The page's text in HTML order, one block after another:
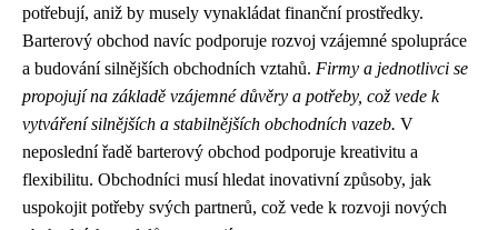
potřebují, aniž by musely vynakládat finanční prostředky.
Barterový obchod navíc podporuje rozvoj vzájemné spolupráce
a budování silnějších obchodních vztahů. Firmy a jednotlivci se
propojují na základě vzájemné důvěry a potřeby, což vede k
vytváření silnějších a stabilnějších obchodních vazeb. V
neposlední řadě barterový obchod podporuje kreativitu a
flexibilitu. Obchodníci musí hledat inovativní způsoby, jak
uspokojit potřeby svých partnerů, což vede k rozvoji nových